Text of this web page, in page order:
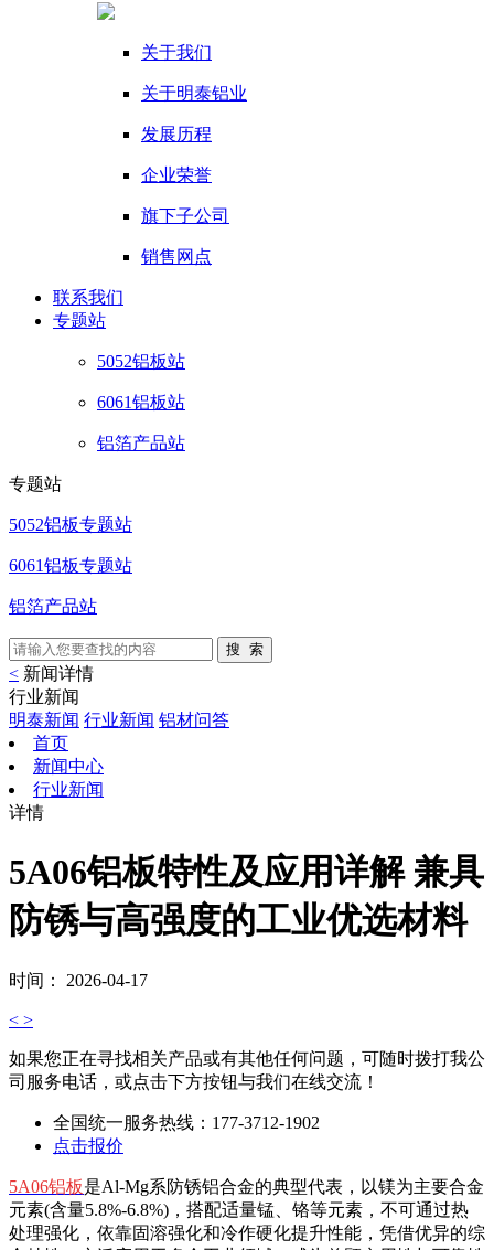
关于我们
关于明泰铝业
发展历程
企业荣誉
旗下子公司
销售网点
联系我们
专题站
5052铝板站
6061铝板站
铝箔产品站
专题站
5052铝板专题站
6061铝板专题站
铝箔产品站
< 新闻详情
行业新闻
明泰新闻 行业新闻 铝材问答
首页
新闻中心
行业新闻
详情
5A06铝板特性及应用详解 兼具
防锈与高强度的工业优选材料
时间： 2026-04-17
< >
如果您正在寻找相关产品或有其他任何问题，可随时拨打我公
司服务电话，或点击下方按钮与我们在线交流！
全国统一服务热线： 177-3712-1902
点击报价
5A06铝板是Al-Mg系防锈铝合金的典型代表，以镁为主要合金
元素(含量5.8%-6.8%)，搭配适量锰、铬等元素，不可通过热
处理强化，依靠固溶强化和冷作硬化提升性能，凭借优异的综